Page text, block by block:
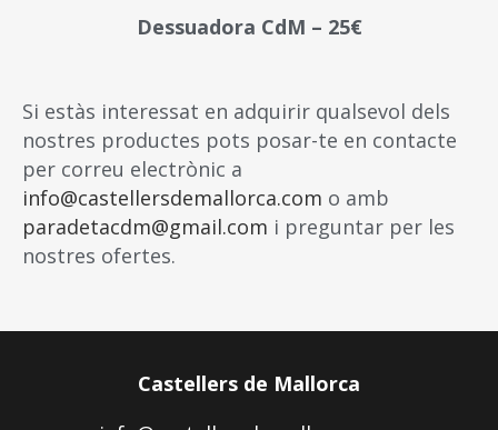
Dessuadora CdM – 25€
Si estàs interessat en adquirir qualsevol dels
nostres productes pots posar-te en contacte
per correu electrònic a
info@castellersdemallorca.com o amb
paradetacdm@gmail.com i preguntar per les
nostres ofertes.
Castellers de Mallorca